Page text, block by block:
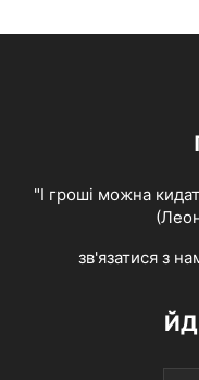
"І гроші можна
зв'язатися з